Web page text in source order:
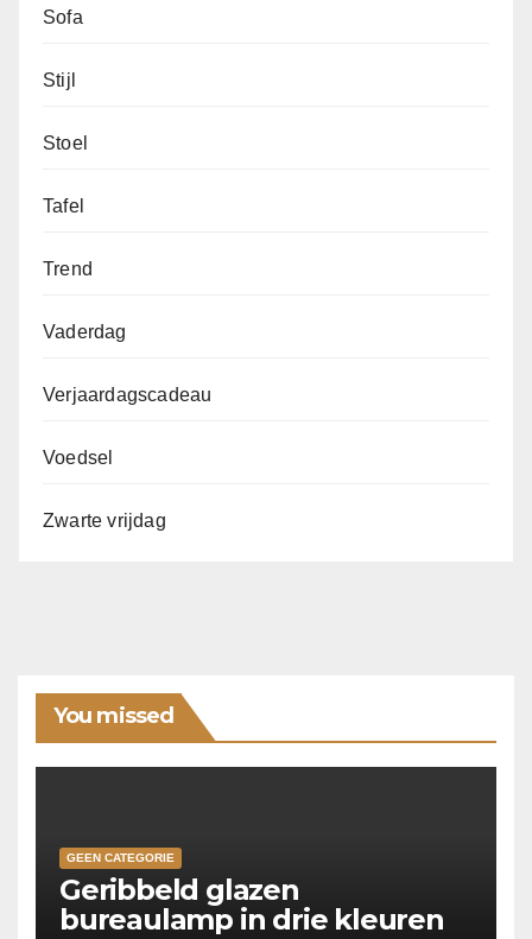
Sofa
Stijl
Stoel
Tafel
Trend
Vaderdag
Verjaardagscadeau
Voedsel
Zwarte vrijdag
You missed
GEEN CATEGORIE
Geribbeld glazen
bureaulamp in drie kleuren